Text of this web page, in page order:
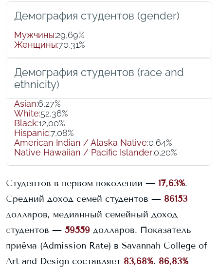
Демография студентов (gender)
Мужчины:29,69%
Женщины:70,31%
Демография студентов (race and
ethnicity)
Asian:6,27%
White:52,36%
Black:12,00%
Hispanic:7,08%
American Indian / Alaska Native:0,64%
Native Hawaiian / Pacific Islander:0,20%
Студентов в первом поколении — 17,63%.
Средний доход семей студентов — 86153
долларов, медианный семейный доход
студентов — 59559 долларов. Показатель
приёма (Admission Rate) в Savannah College of
Art and Design составляет 83,68%. 86,83%